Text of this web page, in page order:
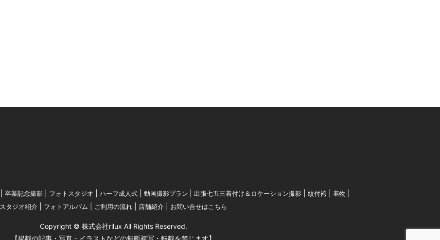
卒業記念撮影 フォトスタジオ ハーフ成人式 動画撮影プラン 出張七五三着付け＆ロケーション撮影 紋付袴
着物
スタジオ紹介
フォトアルバム ご利用の流れ 店舗紹介 お問い合せはこちら
Copyright © 株式会社rilux All Rights Reserved.
【掲載の記事・写真・イラストなどの無断複写・転載を禁じます】